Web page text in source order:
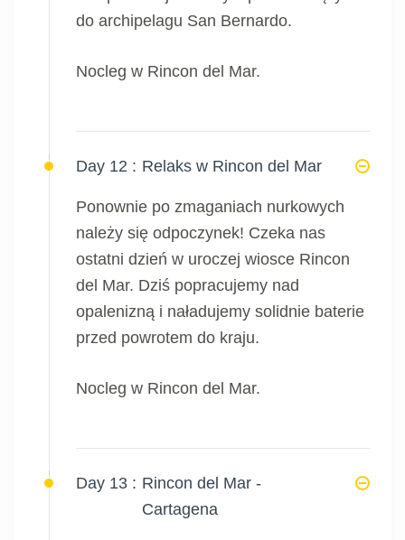
do archipelagu San Bernardo.
Nocleg w Rincon del Mar.
Day 12 : Relaks w Rincon del Mar
Ponownie po zmaganiach nurkowych
należy się odpoczynek! Czeka nas
ostatni dzień w uroczej wiosce Rincon
del Mar. Dziś popracujemy nad
opalenizną i naładujemy solidnie baterie
przed powrotem do kraju.
Nocleg w Rincon del Mar.
Day 13 : Rincon del Mar -
Cartagena